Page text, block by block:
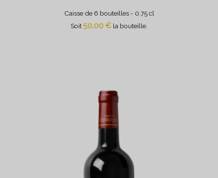
Caisse de 6 bouteilles- 0.75 cl
Soit50,00 € la bouteille.